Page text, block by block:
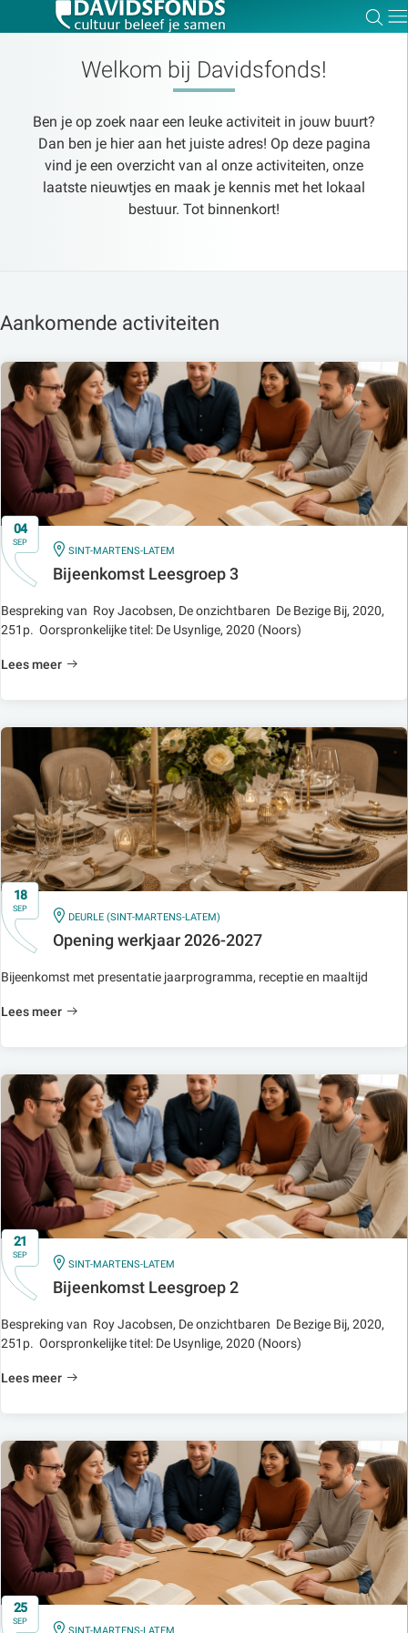
Welkom bij Davidsfonds!
Ben je op zoek naar een leuke activiteit in jouw buurt?
Dan ben je hier aan het juiste adres! Op deze pagina
vind je een overzicht van al onze activiteiten, onze
laatste nieuwtjes en maak je kennis met het lokaal
bestuur. Tot binnenkort!
Aankomende activiteiten
04
SEP
IN
SINT-MARTENS-LATEM
Bijeenkomst Leesgroep 3
Bespreking van Roy Jacobsen, De onzichtbaren De Bezige Bij, 2020,
251p. Oorspronkelijke titel: De Usynlige, 2020 (Noors)
Lees meer
18
SEP
IN
DEURLE (SINT-MARTENS-LATEM)
Opening werkjaar 2026-2027
Bijeenkomst met presentatie jaarprogramma, receptie en maaltijd
Lees meer
21
SEP
IN
SINT-MARTENS-LATEM
Bijeenkomst Leesgroep 2
Bespreking van Roy Jacobsen, De onzichtbaren De Bezige Bij, 2020,
251p. Oorspronkelijke titel: De Usynlige, 2020 (Noors)
Lees meer
25
SEP
IN
SINT-MARTENS-LATEM
Zoeken